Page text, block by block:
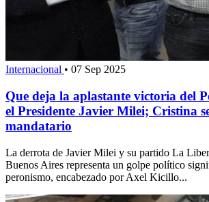
Internacional • 07 Sep 2025
Que deja la aplastante victoria del
el Presidente Javier Milei; Cristina
mandatario
La derrota de Javier Milei y su partido La
Buenos Aires representa un golpe político
peronismo, encabezado por Axel Kicillo...